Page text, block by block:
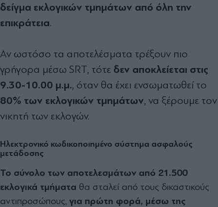
δείγμα εκλογικών τμημάτων από όλη την
επικράτεια.
Αν ωστόσο τα αποτελέσματα τρέξουν πιο
γρήγορα μέσω SRT, τότε δεν αποκλείεται στις
9.30-10.00 μ.μ., όταν θα έχει ενσωματωθεί το
80% των εκλογικών τμημάτων, να ξέρουμε τον
νικητή των εκλογών.
Ηλεκτρονικό κωδικοποιημένο σύστημα ασφαλούς
μετάδοσης
Το σύνολο των αποτελεσμάτων από 21.500
εκλογικά τμήματα θα σταλεί από τους δικαστικούς
αντιπροσώπους, για πρώτη φορά, μέσω της